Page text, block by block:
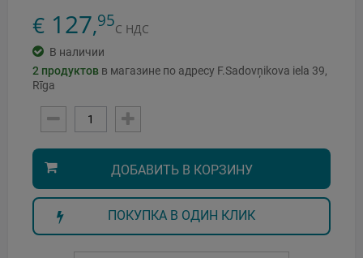
€ 127,95С НДС
В наличии
2 продуктов в магазине по адресу F.Sadovņikova iela 39,
Rīga
ДОБАВИТЬ В КОРЗИНУ
ПОКУПКА В ОДИН КЛИК